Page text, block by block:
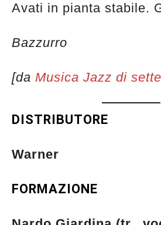
Avati in pianta stabile.
Bazzurro
[da Musica Jazz di
DISTRIBUTORE
Warner
FORMAZIONE